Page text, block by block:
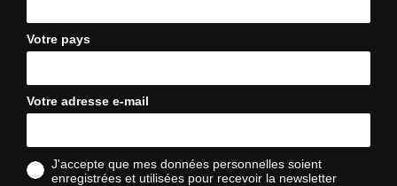
Votre pays
Votre adresse e-mail
J'accepte que mes données personnelles soient
enregistrées et utilisées pour recevoir la newsletter